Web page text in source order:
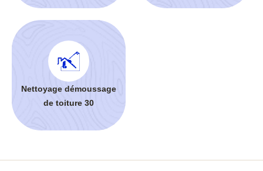
Nettoyage démoussage
de toiture 30